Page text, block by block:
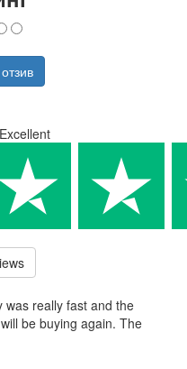
was really fast and the
be buying again. The